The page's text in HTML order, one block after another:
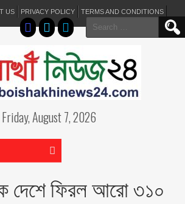
US PRIVACY POLICY TERMS AND CONDITIONS
Search
for:
Friday, August 7, 2026
দেশে ফিরল আরো ৩১০